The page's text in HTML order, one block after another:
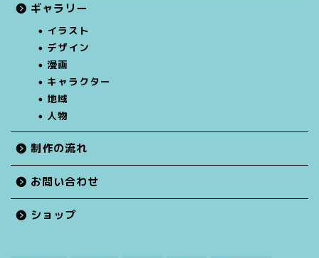
ギャラリー
イラスト
デザイン
漫画
キャラクター
地域
人物
制作の流れ
お問い合わせ
ショップ